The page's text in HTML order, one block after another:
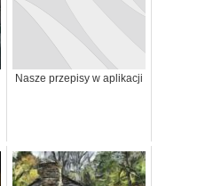
Nasze przepisy w aplikacji